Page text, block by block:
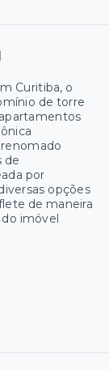
Curitiba, o
de torre
de
por
opções
de maneira
imóvel